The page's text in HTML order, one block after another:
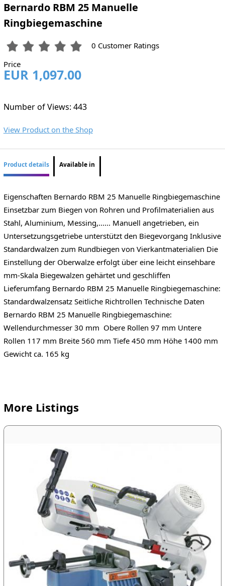
Bernardo RBM 25 Manuelle
Ringbiegemaschine
0 Customer Ratings
Price
EUR 1,097.00
Number of Views: 443
View Product on the Shop
Product details Available in
Eigenschaften Bernardo RBM 25 Manuelle Ringbiegemaschine
Einsetzbar zum Biegen von Rohren und Profilmaterialien aus
Stahl, Aluminium, Messing,...... Manuell angetrieben, ein
Untersetzungsgetriebe unterstützt den Biegevorgang Inklusive
Standardwalzen zum Rundbiegen von Vierkantmaterialien Die
Einstellung der Oberwalze erfolgt über eine leicht einsehbare
mm-Skala Biegewalzen gehärtet und geschliffen
Lieferumfang Bernardo RBM 25 Manuelle Ringbiegemaschine:
Standardwalzensatz Seitliche Richtrollen Technische Daten
Bernardo RBM 25 Manuelle Ringbiegemaschine:
Wellendurchmesser 30 mm Obere Rollen 97 mm Untere
Rollen 117 mm Breite 560 mm Tiefe 450 mm Höhe 1400 mm
Gewicht ca. 165 kg
More Listings